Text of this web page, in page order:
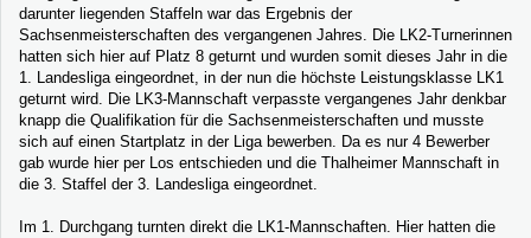
darunter liegenden Staffeln war das Ergebnis der
Sachsenmeisterschaften des vergangenen Jahres. Die LK2-Turnerinnen
hatten sich hier auf Platz 8 geturnt und wurden somit dieses Jahr in die
1. Landesliga eingeordnet, in der nun die höchste Leistungsklasse LK1
geturnt wird. Die LK3-Mannschaft verpasste vergangenes Jahr denkbar
knapp die Qualifikation für die Sachsenmeisterschaften und musste
sich auf einen Startplatz in der Liga bewerben. Da es nur 4 Bewerber
gab wurde hier per Los entschieden und die Thalheimer Mannschaft in
die 3. Staffel der 3. Landesliga eingeordnet.
Im 1. Durchgang turnten direkt die LK1-Mannschaften. Hier hatten die